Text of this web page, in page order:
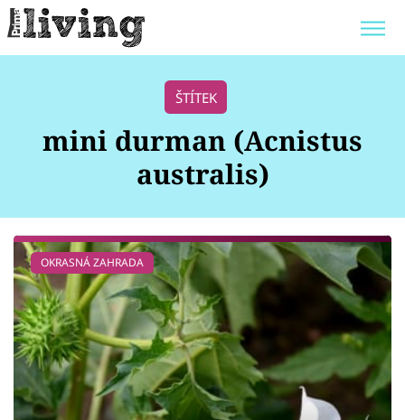
POKOJOVÉ KVĚTINY
ZAHRADA
Bydlení
Zahrada
Design
Sledujte prima+
ŠTÍTEK
mini durman (Acnistus
australis)
OKRASNÁ ZAHRADA